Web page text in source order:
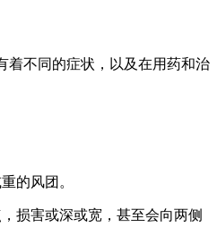
着不同的症状，以及在用药和治
的风团。
损害或深或宽，甚至会向两侧